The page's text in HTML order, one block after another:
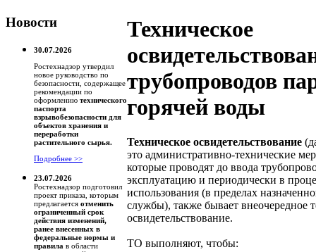
Новости
30.07.2026
Ростехнадзор утвердил
новое руководство по
безопасности, содержащее
рекомендации по
оформлению технического
паспорта
взрывобезопасности для
объектов хранения и
переработки
растительного сырья.
Подробнее >>
23.07.2026
Ростехнадзор подготовил
проект приказа, которым
предлагается отменить
ограниченный срок
действия изменений,
ранее внесенных в
федеральные нормы и
правила в области
Техническое
трубопроводов
горячей воды
Техническое освидетельствование
это административно-технические
которые проводят до ввода
эксплуатацию и периодически в
использования (в пределах
службы), также бывает внеочередное
освидетельствование.
ТО выполняют, чтобы: